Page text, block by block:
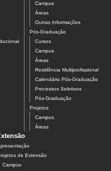
Campus
Áreas
Outras Informações
Pós-Graduação
Cursos
Campus
Áreas
Residência Multiprofissional
Calendário Pós-Graduação
Processos Seletivos
Pós-Graduação
Projetos
Campus
Áreas
de Extensão
Campus